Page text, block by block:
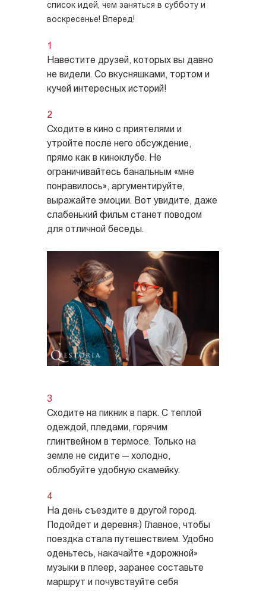
список идей, чем заняться в субботу и
воскресенье! Вперед!
Навестите друзей, которых вы давно
не видели. Со вкусняшками, тортом и
кучей интересных историй!
Сходите в кино с приятелями и
утройте после него обсуждение,
прямо как в киноклубе. Не
ограничивайтесь банальным «мне
понравилось», аргументируйте,
выражайте эмоции. Вот увидите, даже
слабенький фильм станет поводом
для отличной беседы.
Сходите на пикник в парк. С теплой
одеждой, пледами, горячим
глинтвейном в термосе. Только на
земле не сидите — холодно,
облюбуйте удобную скамейку.
На день съездите в другой город.
Подойдет и деревня:) Главное, чтобы
поездка стала путешествием. Удобно
оденьтесь, накачайте «дорожной»
музыки в плеер, заранее составьте
маршрут и почувствуйте себя